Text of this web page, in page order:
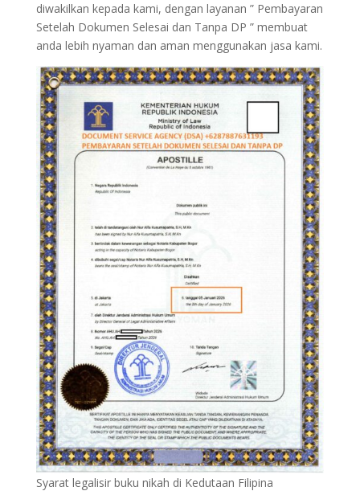
diwakilkan kepada kami, dengan layanan ” Pembayaran
Setelah Dokumen Selesai dan Tanpa DP ” membuat
anda lebih nyaman dan aman menggunakan jasa kami.
Syarat legalisir buku nikah di Kedutaan Filipina